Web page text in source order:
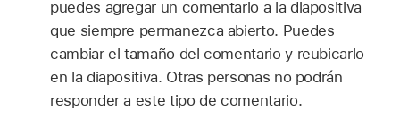
puedes agregar un comentario a la diapositiva
que siempre permanezca abierto. Puedes
cambiar el tamaño del comentario y reubicarlo
en la diapositiva. Otras personas no podrán
responder a este tipo de comentario.